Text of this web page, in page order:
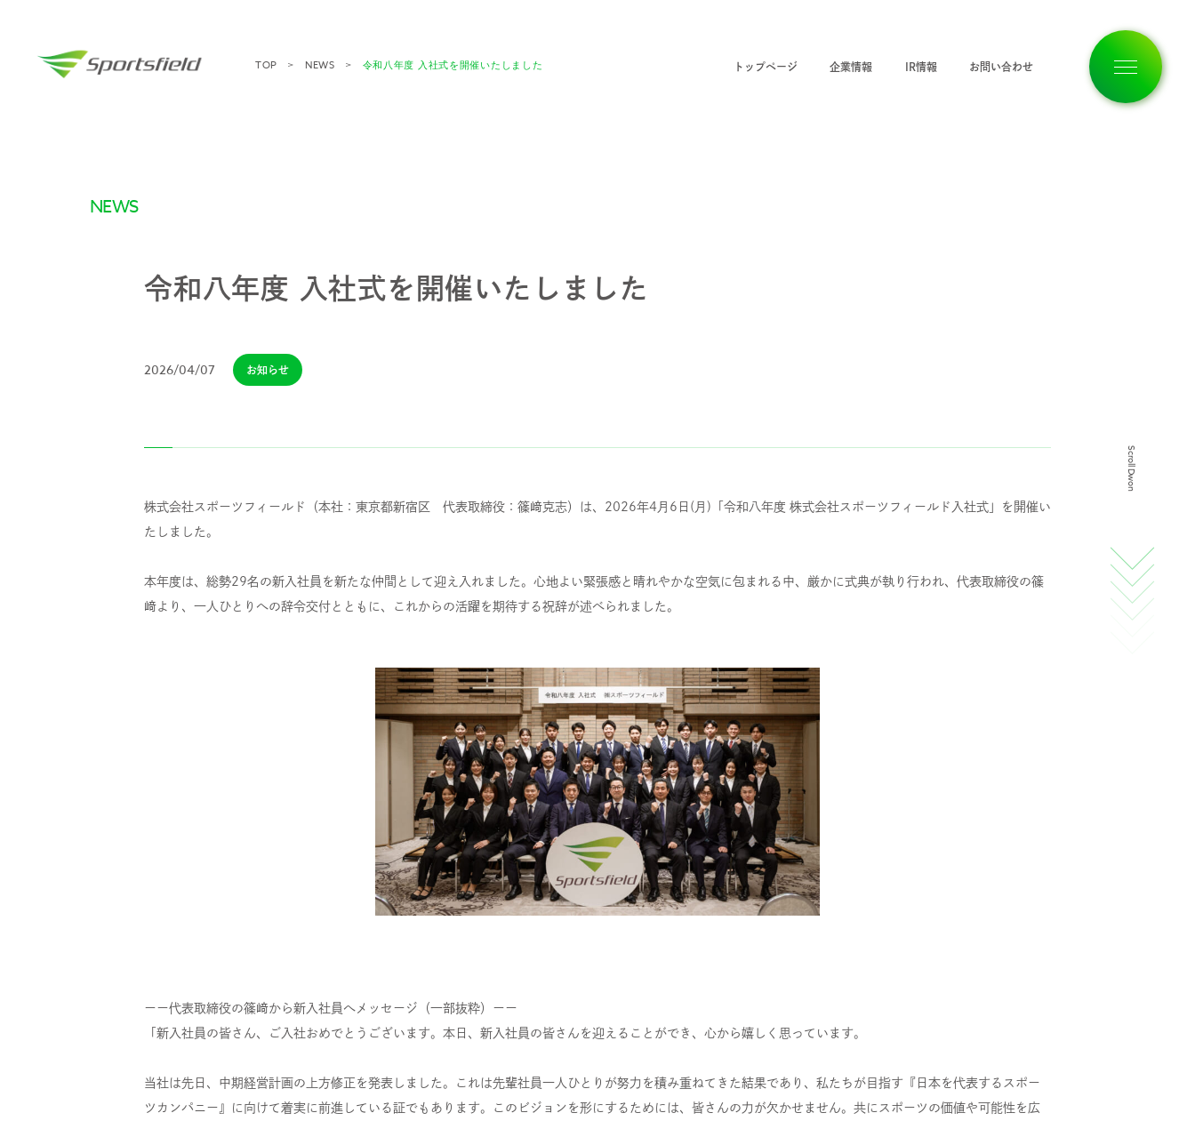
トップページ 企業情報 IR情報 お問い合わせ
ニュース
TOP NEWS 令和八年度 入社式を開催いたしました
Scroll Dwon
NEWS
令和八年度 入社式を開催いたしました
2026/04/07 お知らせ
株式会社スポーツフィールド（本社：東京都新宿区 代表取締役：篠﨑克志）は、2026年4月6日(月)「令和八年度 株式会社スポーツフィールド入社式」を開催い
たしました。
本年度は、総勢29名の新入社員を新たな仲間として迎え入れました。心地よい緊張感と晴れやかな空気に包まれる中、厳かに式典が執り行われ、代表取締役の篠
﨑より、一人ひとりへの辞令交付とともに、これからの活躍を期待する祝辞が述べられました。
ーー代表取締役の篠﨑から新入社員へメッセージ（一部抜粋）ーー
「新入社員の皆さん、ご入社おめでとうございます。本日、新入社員の皆さんを迎えることができ、心から嬉しく思っています。
当社は先日、中期経営計画の上方修正を発表しました。これは先輩社員一人ひとりが努力を積み重ねてきた結果であり、私たちが目指す『日本を代表するスポー
ツカンパニー』に向けて着実に前進している証でもあります。このビジョンを形にするためには、皆さんの力が欠かせません。共にスポーツの価値や可能性を広